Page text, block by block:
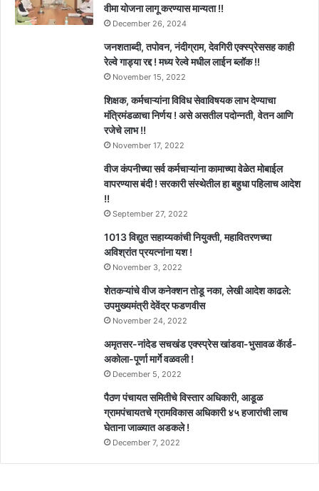
वीमा योजना लागू करण्यास मान्यता !!
December 26, 2024
जनशताब्दी, तपोवन, नंदीग्राम, देवगिरी एक्स्प्रेससह काही
रेल्वे गाड्या रद्द ! मध्य रेल्वे मधील लाईन ब्लॉक !!
November 15, 2022
शिक्षक, कर्मचाऱ्यांना विविध सेवाविषयक लाभ देण्याचा
मंत्रिमंडळाचा निर्णय ! असे असतील पदोन्नती, वेतन आणि
रजेचे लाभ !!
November 17, 2022
वीज कंपनीच्या सर्व कर्मचाऱ्यांना कामाच्या वेळेत मोबाईल
वापरण्यास बंदी ! सरकारी संस्थेतील हा बहुधा पहिलाच आदेश
!!
September 27, 2022
1013 विद्युत सहाय्यकांची नियुक्ती, महावितरणच्या
अविश्रांत प्रयत्नांना यश !
November 3, 2022
शेतकऱ्यांचे वीज कनेक्शन तोडू नका, लेखी आदेश काढले:
उपमुख्यमंत्री देवेंद्र फडणवीस
November 24, 2022
अमृतसर-नांदेड सचखंड एक्स्प्रेस खांडवा-भुसावळ कॅार्ड-
अकोला-पूर्णा मार्गे वळवली !
December 5, 2022
पैठण पंचायत समितीचे विस्तार अधिकारी, आडूळ
ग्रामपंचायतचे ग्रामविकास अधिकारी ४५ हजारांची लाच
घेताना जाळ्यात अडकले !
December 7, 2022